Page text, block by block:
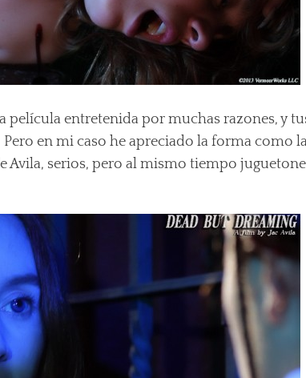
película entretenida por muchas razones, y
Pero en mi caso he apreciado la forma como
Avila, serios, pero al mismo tiempo